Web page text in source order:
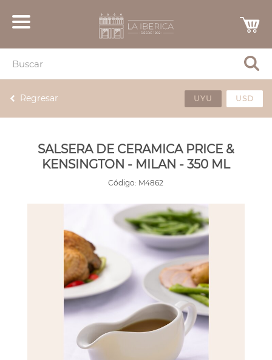
Regresar UYU USD
SALSERA DE CERAMICA PRICE &
KENSINGTON - MILAN - 350 ML
Código: M4862